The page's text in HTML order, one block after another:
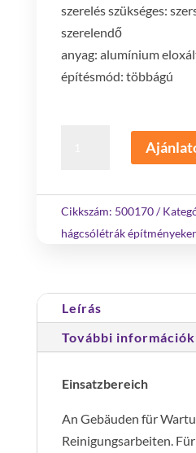
szerelés szükséges:
szerelendő
anyag: alumínium
építésmód: többágú
Cikkszám: 500170
hágcsólétrák
Leírás
További információk
Einsatzbereich
An Gebäuden für
Reinigungsarbeiten.